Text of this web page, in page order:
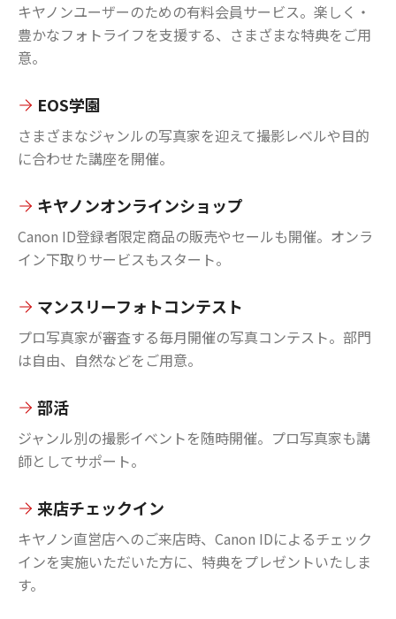
キヤノンユーザーのための有料会員サービス。楽しく・
豊かなフォトライフを支援する、さまざまな特典をご用
意。
EOS学園
さまざまなジャンルの写真家を迎えて撮影レベルや目的
に合わせた講座を開催。
キヤノンオンラインショップ
Canon ID登録者限定商品の販売やセールも開催。オンラ
イン下取りサービスもスタート。
マンスリーフォトコンテスト
プロ写真家が審査する毎月開催の写真コンテスト。部門
は自由、自然などをご用意。
部活
ジャンル別の撮影イベントを随時開催。プロ写真家も講
師としてサポート。
来店チェックイン
キヤノン直営店へのご来店時、Canon IDによるチェック
インを実施いただいた方に、特典をプレゼントいたしま
す。